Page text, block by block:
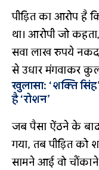
पीड़ित का आरोप है
था। आरोपी जो
सवा लाख रुपये नकद
से उधार मंगवाकर
खुलासा: ‘शक्ति
है ‘रोशन’
जब पैसा ऐंठने के बाद
गया, तब पीड़ित
सामने आई वो चौंकाने